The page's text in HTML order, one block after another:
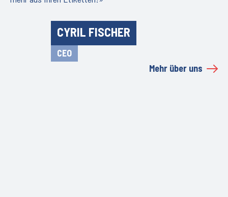
CYRIL FISCHER
CEO
Mehr über uns